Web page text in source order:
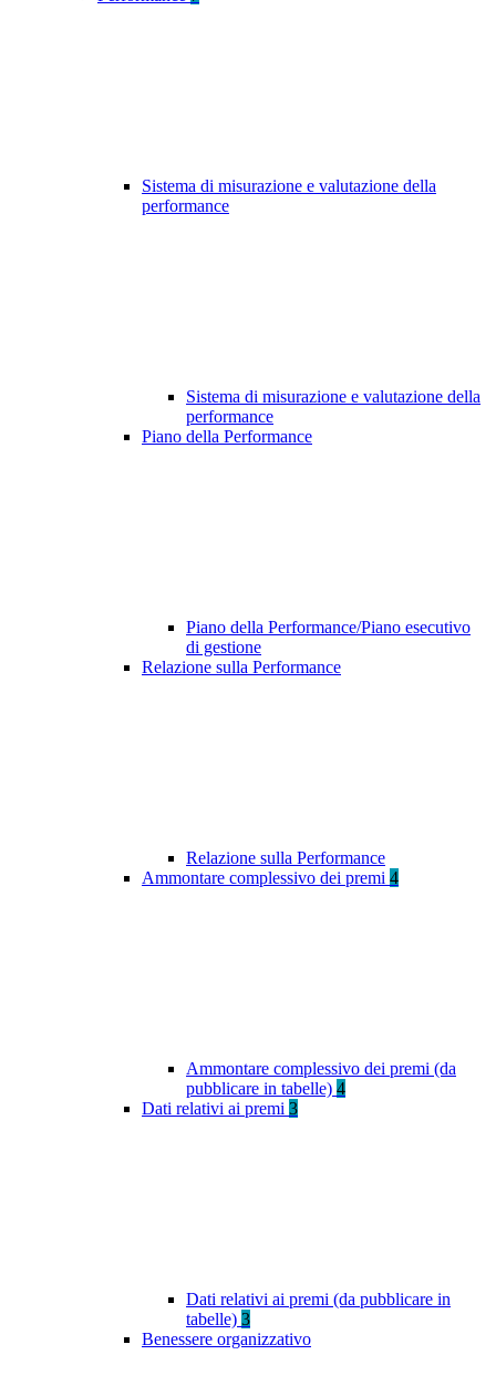
Sistema di misurazione e valutazione della
performance
Sistema di misurazione e valutazione della
performance
Piano della Performance
Piano della Performance/Piano esecutivo
di gestione
Relazione sulla Performance
Relazione sulla Performance
Ammontare complessivo dei premi 4
Ammontare complessivo dei premi (da
pubblicare in tabelle) 4
Dati relativi ai premi 3
Dati relativi ai premi (da pubblicare in
tabelle) 3
Benessere organizzativo